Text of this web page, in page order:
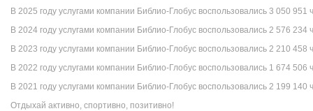
В 2025 году услугами компании Библио-Глобус воспользовались 3 050 951
В 2024 году услугами компании Библио-Глобус воспользовались 2 576 234
В 2023 году услугами компании Библио-Глобус воспользовались 2 210 458
В 2022 году услугами компании Библио-Глобус воспользовались 1 674 506
В 2021 году услугами компании Библио-Глобус воспользовались 2 199 140
Отдыхай активно, спортивно, позитивно!